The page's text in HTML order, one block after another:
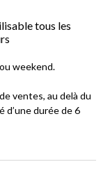
tous les
weekend.
ventes, au delà du
d’une durée de 6